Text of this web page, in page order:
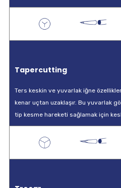
Tapercutting
Ters keskin ve yuvarlak iğne
kenar uçtan uzaklaşır. Bu yuvarlak
tip kesme hareketi sağlamak için